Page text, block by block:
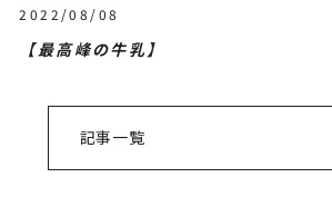
2022/08/08
【最高峰の牛乳】
記事一覧